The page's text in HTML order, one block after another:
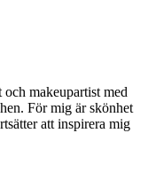
och makeupartist med
För mig är skönhet
att inspirera mig